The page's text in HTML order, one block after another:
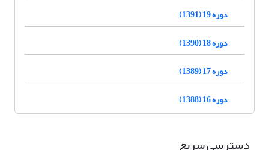
دوره 19 (1391)
دوره 18 (1390)
دوره 17 (1389)
دوره 16 (1388)
دسترسی سریع